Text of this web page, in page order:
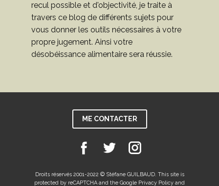
recul possible et d'objectivité, je traite à
travers ce blog de différents sujets pour
vous donner les outils nécessaires à votre
propre jugement. Ainsi votre
désobéissance alimentaire sera réussie.
ME CONTACTER
Droits réservés 2001-2022 © Stéfane GUILBAUD. This site is
protected by reCAPTCHA and the Google Privacy Policy and